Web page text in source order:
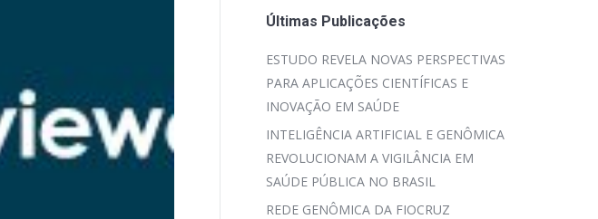
Últimas Publicações
ESTUDO REVELA NOVAS PERSPECTIVAS
PARA APLICAÇÕES CIENTÍFICAS E
INOVAÇÃO EM SAÚDE
INTELIGÊNCIA ARTIFICIAL E GENÔMICA
REVOLUCIONAM A VIGILÂNCIA EM
SAÚDE PÚBLICA NO BRASIL
REDE GENÔMICA DA FIOCRUZ